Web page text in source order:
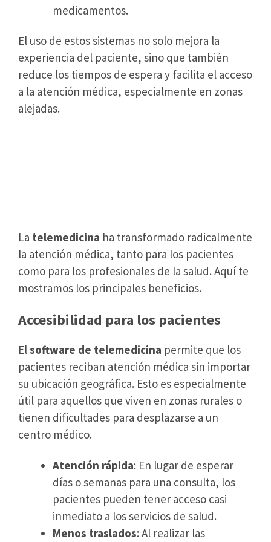
medicamentos.
El uso de estos sistemas no solo mejora la
experiencia del paciente, sino que también
reduce los tiempos de espera y facilita el acceso
a la atención médica, especialmente en zonas
alejadas.
La telemedicina ha transformado radicalmente
la atención médica, tanto para los pacientes
como para los profesionales de la salud. Aquí te
mostramos los principales beneficios.
Accesibilidad para los pacientes
Elsoftware de telemedicina permite que los
pacientes reciban atención médica sin importar
su ubicación geográfica. Esto es especialmente
útil para aquellos que viven en zonas rurales o
tienen dificultades para desplazarse a un
centro médico.
Atención rápida: En lugar de esperar
días o semanas para una consulta, los
pacientes pueden tener acceso casi
inmediato a los servicios de salud.
Menos traslados: Al realizar las